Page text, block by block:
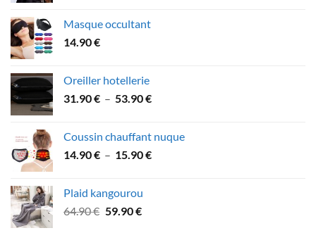
était :
est :
Masque occultant
14.90€
Oreiller hotellerie
31.90€ – 53.90€Plage
31.90 €
à
Coussin chauffant nuque
14.90€ – 15.90€Plage
Plaid kangourou
64.90€ Le
59.90€Le